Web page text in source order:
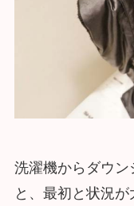
洗濯機からダウン
と、最初と状況